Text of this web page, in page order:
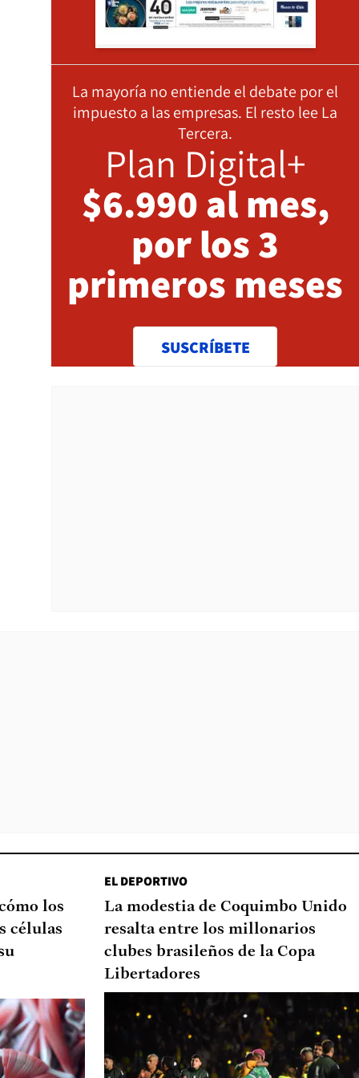
La mayoría no entiende el debate por el
impuesto a las empresas. El resto lee La
Tercera.
Plan Digital+
$6.990 al mes,
por los 3
primeros meses
SUSCRÍBETE
los
células
EL DEPORTIVO
La modestia de Coquimbo Unido
resalta entre los millonarios
clubes brasileños de la Copa
Libertadores